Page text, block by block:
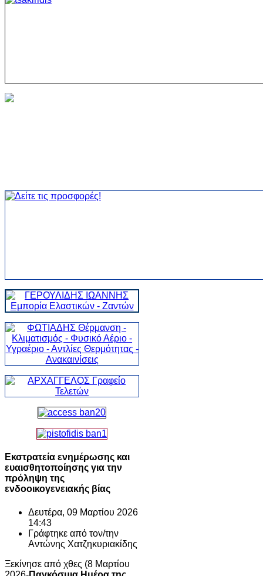
Εκστρατεία ενημέρωσης και
ευαισθητοποίησης για την
πρόληψη της
ενδοοικογενειακής βίας
Δευτέρα, 09 Μαρτίου 2026
14:43
Γράφτηκε από τον/την
Αντώνης Χατζηκυριακίδης
Ξεκίνησε από χθες (8 Μαρτίου